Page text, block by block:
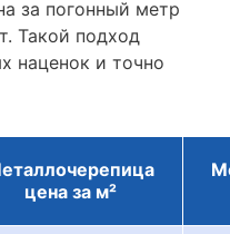
за погонный метр
Такой подход
наценок и точно
цена за м²